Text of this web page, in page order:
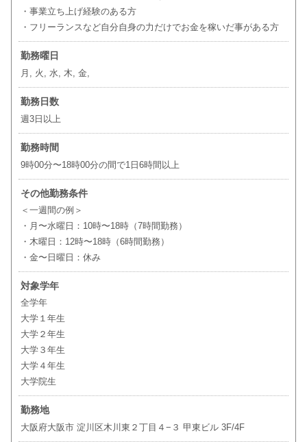
・事業立ち上げ経験のある方
・フリーランスなど自分自身の力だけでお金を稼いだ事がある方
勤務曜日
月, 火, 水, 木, 金,
勤務日数
週3日以上
勤務時間
9時00分〜18時00分の間で1日6時間以上
その他勤務条件
＜一週間の例＞
・月〜水曜日：10時〜18時（7時間勤務）
・木曜日：12時〜18時（6時間勤務）
・金〜日曜日：休み
対象学年
全学年
大学１年生
大学２年生
大学３年生
大学４年生
大学院生
勤務地
大阪府大阪市 淀川区木川東２丁目４−３ 甲東ビル 3F/4F